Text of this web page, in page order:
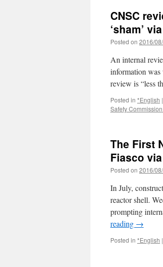
CNSC
‘sham’
Posted on 2016/
An internal
information was
review is “less
Posted in *English |
Safety
The First
Fiasco
Posted on 2016/
In July,
reactor shell.
prompting
reading →
Posted in *English |